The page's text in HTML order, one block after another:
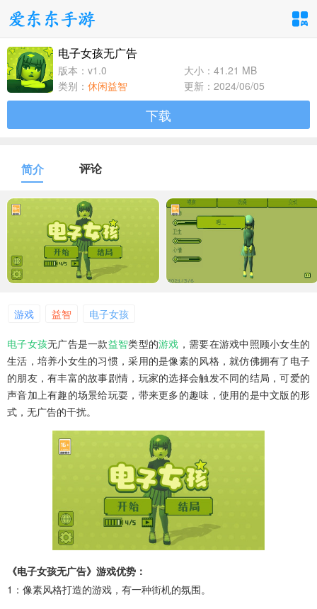
手游分类
卡牌回合
1百+款手游
1百+款手游
体育竞速
1百+款手游
冒险解谜
1百+款手游
模拟经营
1百+款手游
音乐舞蹈
1百+款手游
1百+款手游
电子女孩无广告
版本：v1.0
大小：41.21 MB
类别： 休闲益智 更新：2024/06/05
下载
简介 评论
游戏 益智 电子女孩
电子女孩无广告是一款益智类型的游戏 ，需要在游戏中照顾小女生的
生活，培养小女生的习惯，采用的是像素的风格，就仿佛拥有了电子
的朋友，有丰富的故事剧情，玩家的选择会触发不同的结局，可爱的
声音加上有趣的场景给玩耍，带来更多的趣味，使用的是中文版的形
式，无广告的干扰。
《电子女孩无广告》游戏优势：
1：像素风格打造的游戏，有一种街机的氛围。